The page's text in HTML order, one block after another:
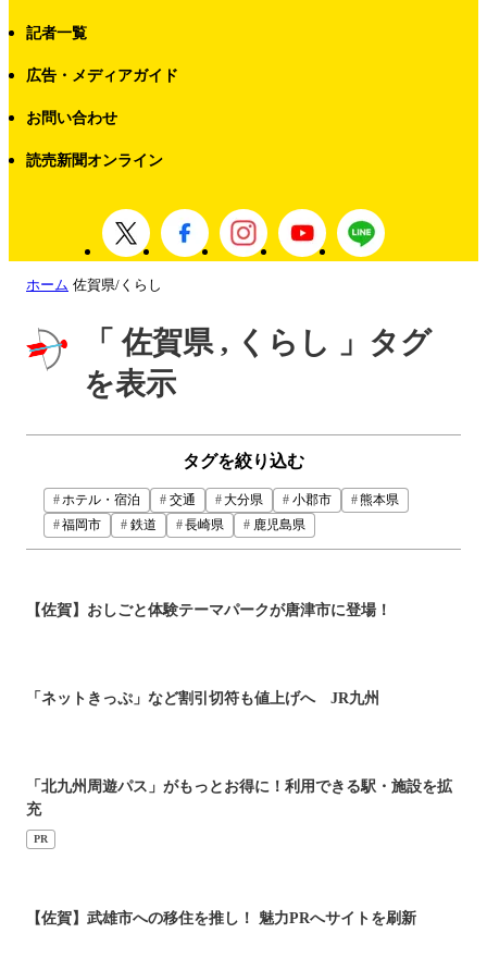
記者一覧
広告・メディアガイド
お問い合わせ
読売新聞オンライン
ホーム 佐賀県/くらし
「 佐賀県 , くらし 」タグ
を表示
タグを絞り込む
ホテル・宿泊 交通 大分県 小郡市
熊本県
福岡市
鉄道 長崎県 鹿児島県
【佐賀】おしごと体験テーマパークが唐津市に登場！
「ネットきっぷ」など割引切符も値上げへ JR九州
「北九州周遊パス」がもっとお得に！利用できる駅・施設を拡
充
PR
【佐賀】武雄市への移住を推し！ 魅力PRへサイトを刷新